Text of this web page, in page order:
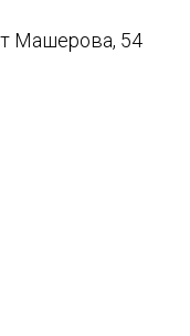
Машерова, 54